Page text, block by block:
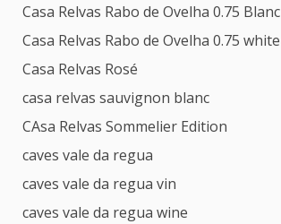
Casa Relvas Rabo de Ovelha 0.75 Blanc
Casa Relvas Rabo de Ovelha 0.75 white
Casa Relvas Rosé
casa relvas sauvignon blanc
CAsa Relvas Sommelier Edition
caves vale da regua
caves vale da regua vin
caves vale da regua wine